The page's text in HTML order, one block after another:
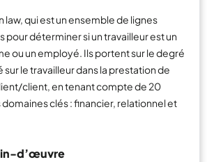
law, qui est un ensemble de lignes
pour déterminer si un travailleur est un
ou un employé. Ils portent sur le degré
le travailleur dans la prestation de
client, en tenant compte de 20
clés : financier, relationnel et
d’œuvre